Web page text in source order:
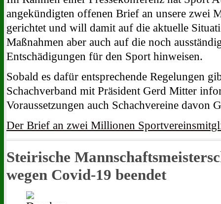
angekündigten offenen Brief an unsere zwei
gerichtet und will damit auf die aktuelle
Maßnahmen aber auch auf die noch
Entschädigungen für den Sport hinweisen.
Sobald es dafür entsprechende Regelungen
Schachverband mit Präsident Gerd Mitter
Voraussetzungen auch Schachvereine davon
Der Brief an zwei Millionen
Steirische
wegen Covid-19 beendet